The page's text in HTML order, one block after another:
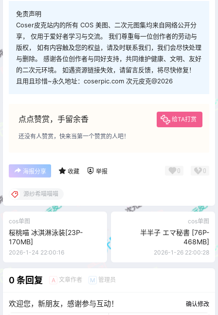
免责声明
Coser皮克站内的所有 COS 美图、二次元图集均来自网络公开分
享， 仅用于爱好者学习与交流。 我们尊重每一位创作者的劳动与
版权， 如有内容触及您的权益，请及时联系我们，我们会尽快处理
与删除。 感谢各位创作者与同好支持，共同维护健康、文明、友好
的二次元环境。 如遇资源链接失效，请留言反馈，将尽快修复！
且用且珍惜~永久地址：coserpic.com 次元皮克@2026
点点赞赏，手留余香 给TA打赏
还没有人赞赏，快来当第一个赞赏的人吧！
海报分享 收藏 举报 0 0
源纱希喵喵喵
cos单图
桜桃喵 冰淇淋泳装[23P-
170MB]
2026-1-24 22:00:16
cos单图
半半子 エマ秘書 [76P-
468MB]
2026-1-26 22:00:28
0 条回复 A 文章作者 M 管理员
欢迎您，新朋友，感谢参与互动！ 确认修改